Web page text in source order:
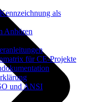
als
Anhören
für CE-Projekte
und ANSI